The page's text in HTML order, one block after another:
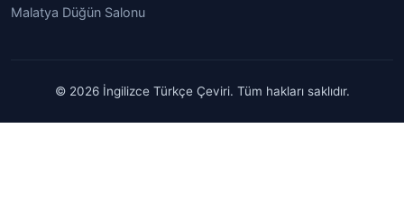
Malatya Düğün Salonu
© 2026 İngilizce Türkçe Çeviri. Tüm hakları saklıdır.